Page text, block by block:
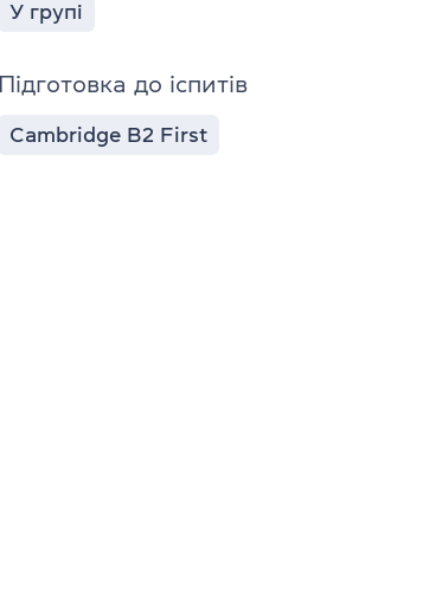
У групі
Підготовка до іспитів
Cambridge B2 First